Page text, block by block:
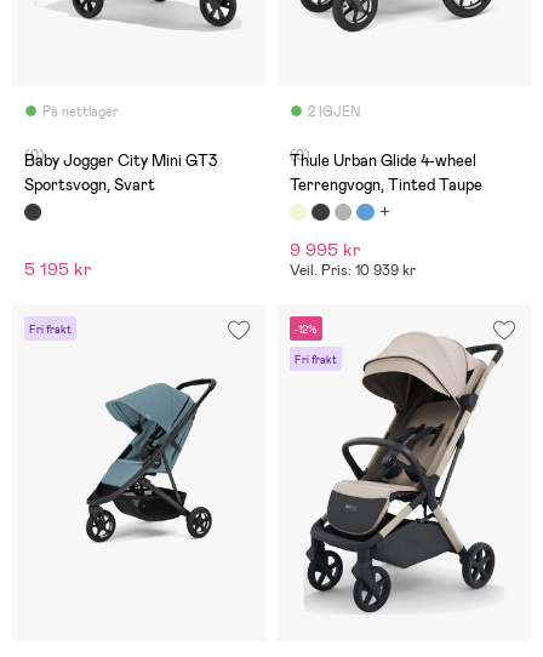
På nettlager
(0)
Baby Jogger City Mini GT3
Sportsvogn, Svart
5 195 kr
2 IGJEN
(0)
Thule Urban Glide 4-wheel
Terrengvogn, Tinted Taupe
9 995 kr
Veil. Pris: 10 939 kr
Fri frakt -12%
Fri frakt